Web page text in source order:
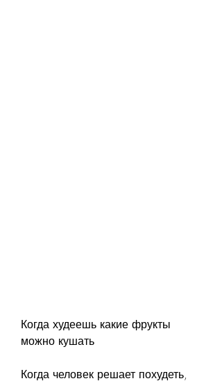
Когда худеешь какие фрукты
можно кушать
Когда человек решает похудеть,